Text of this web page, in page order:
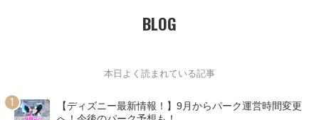
BLOG
本日よく読まれている記事
【ディズニー最新情報！】9月からパーク運営時間変更